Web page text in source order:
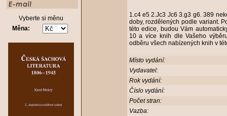
Vyberte si měnu
Měna:
1.c4 e5 2.Jc3 Jc6 3.g3 g6. 389
doby, rozdělených podle variant.
této edice, budou Vám
10 a více knih dle Vašeho
odběru všech nabízených knih v
Místo vydání:
Vydavatel:
Rok vydání:
Číslo vydání:
Počet stran:
Vazba: